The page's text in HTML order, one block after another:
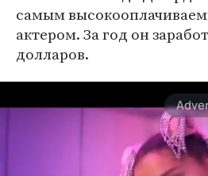
самым
актером. За год он
долларов.